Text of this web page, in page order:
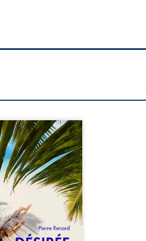
Pierre, jeune retraité,
qu’il est devenu une
femme métissée de
ans. À peine a-t-il
à apprivoiser ce
corps qu’Ange surgit
sa vie et fait vaciller
ses certitudes. Entre
est immédiate,
jusqu’à ce qu’un
familial fasse planer
: et s’ils étaient
demi-frère et ...